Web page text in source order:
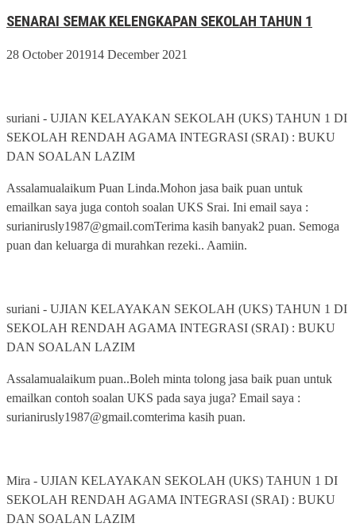
SENARAI SEMAK KELENGKAPAN SEKOLAH TAHUN 1
28 October 201914 December 2021
suriani - UJIAN KELAYAKAN SEKOLAH (UKS) TAHUN 1 DI
SEKOLAH RENDAH AGAMA INTEGRASI (SRAI) : BUKU
DAN SOALAN LAZIM
Assalamualaikum Puan Linda.Mohon jasa baik puan untuk
emailkan saya juga contoh soalan UKS Srai. Ini email saya :
surianirusly1987@gmail.comTerima kasih banyak2 puan. Semoga
puan dan keluarga di murahkan rezeki.. Aamiin.
suriani - UJIAN KELAYAKAN SEKOLAH (UKS) TAHUN 1 DI
SEKOLAH RENDAH AGAMA INTEGRASI (SRAI) : BUKU
DAN SOALAN LAZIM
Assalamualaikum puan..Boleh minta tolong jasa baik puan untuk
emailkan contoh soalan UKS pada saya juga? Email saya :
surianirusly1987@gmail.comterima kasih puan.
Mira - UJIAN KELAYAKAN SEKOLAH (UKS) TAHUN 1 DI
SEKOLAH RENDAH AGAMA INTEGRASI (SRAI) : BUKU
DAN SOALAN LAZIM